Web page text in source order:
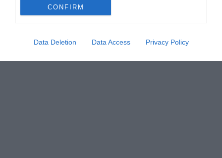
CONFIRM
Data Deletion Data Access Privacy Policy